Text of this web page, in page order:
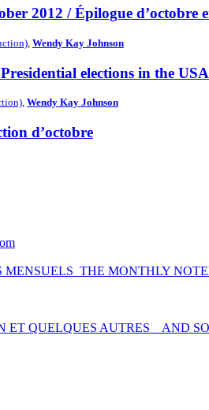
2012 / Épilogue d’octobre
Wendy Kay Johnson
elections in the
, Wendy Kay Johnson
d’octobre
MONTHLY
QUELQUES AUTRES _ AND